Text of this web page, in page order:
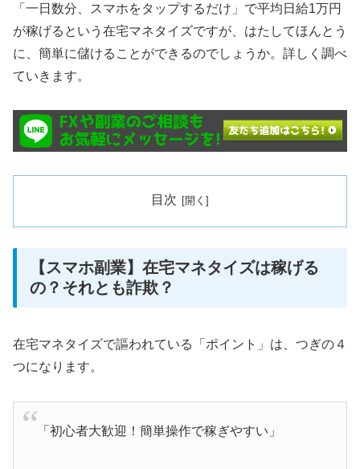
「一日数分、スマホをタップするだけ」で平均日給1万円
が稼げるという在宅マネタイズですが、はたしてほんとう
に、簡単に儲けることができるのでしょうか。詳しく調べ
ていきます。
目次
【スマホ副業】在宅マネタイズは稼げる
の？それとも詐欺？
在宅マネタイズで謳われている「ポイント」は、つぎの４
つになります。
「初心者大歓迎！簡単操作で稼ぎやすい」